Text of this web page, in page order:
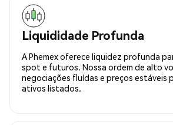
Liquididade Profunda
A Phemex oferece liquidez profunda
spot e futuros. Nossa ordem de alto
negociações fluídas e preços estáveis
ativos listados.